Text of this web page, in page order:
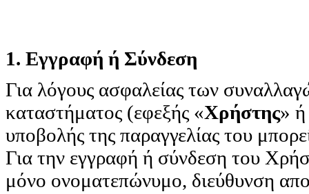
1. Εγγραφή ή Σύνδεση
Για λόγους ασφαλείας των
καταστήματος (εφεξής «Χρήστης»
υποβολής της παραγγελίας του
Για την εγγραφή ή σύνδεση του
μόνο ονοματεπώνυμο, διεύθυνση